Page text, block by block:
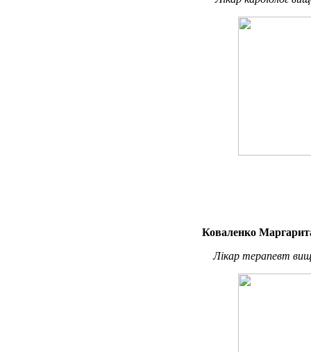
Коваленко
Лікар терапевт